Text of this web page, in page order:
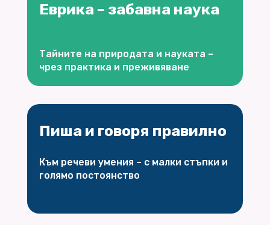
Еврика – забавна наука
Тайните на природата и науката –
чрез практика и преживяване
Пиша и говоря правилно
Към речеви умения – с малки стъпки и
голямо постоянство